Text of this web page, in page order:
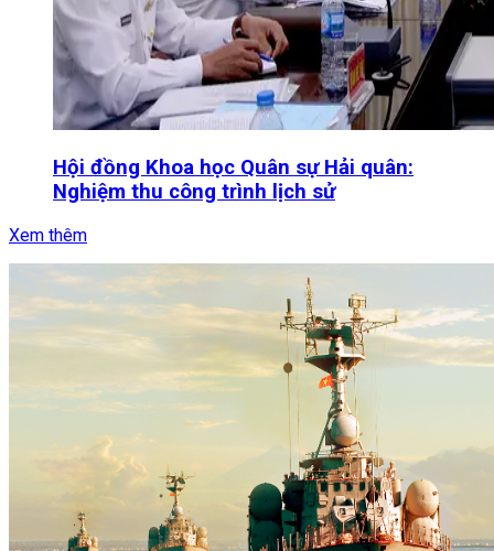
Hội đồng Khoa học Quân sự Hải quân:
Nghiệm thu công trình lịch sử
Xem thêm